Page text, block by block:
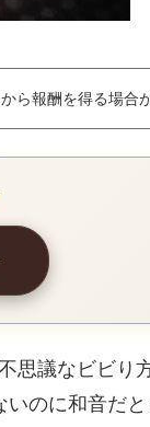
ら報酬を得る場合
思議なビビり
いのに和音だ